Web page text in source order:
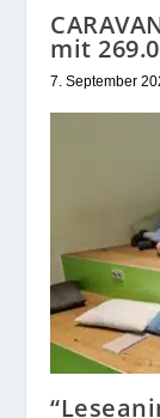
mit
7. September